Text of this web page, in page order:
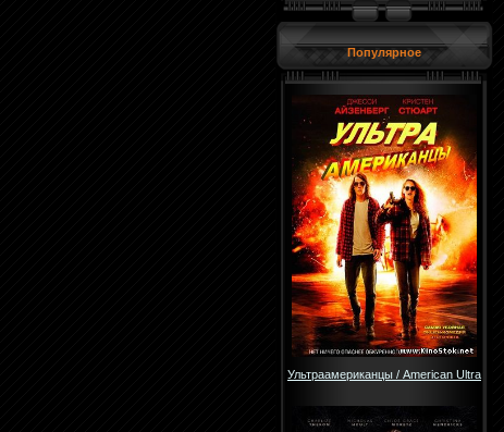
Популярное
Ультраамериканцы / American Ultra